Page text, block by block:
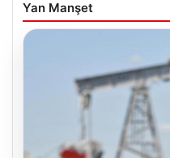
Yan Manşet